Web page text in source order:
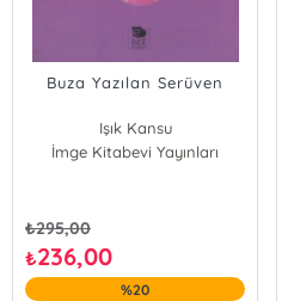
Buza Yazılan Serüven
Işık Kansu
İmge Kitabevi Yayınları
₺295,00
₺236,00
%20